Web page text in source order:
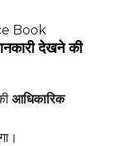
देखने की
आधिकारिक